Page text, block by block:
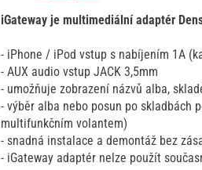
iGateway je multimediální adaptér
- iPhone / iPod vstup s nabíjením 1A
- AUX audio vstup JACK 3,5mm
- umožňuje zobrazení názvů alba,
- výběr alba nebo posun po skladbách
multifunkčním volantem)
- snadná instalace a demontáž bez
- iGateway adaptér nelze použít